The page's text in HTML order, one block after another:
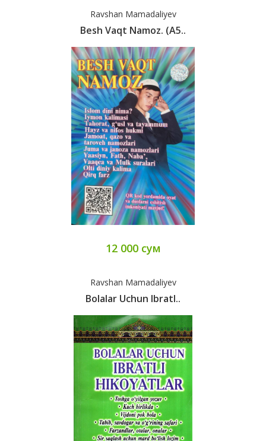
Ravshan Mamadaliyev
Besh Vaqt Namoz. (A5..
12 000 сум
Ravshan Mamadaliyev
Bolalar Uchun Ibratl..